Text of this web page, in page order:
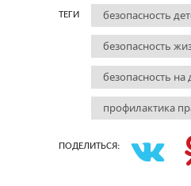
ТЕГИ безопасность
безопасность
безопасность на
профилактика
ПОДЕЛИТЬСЯ: